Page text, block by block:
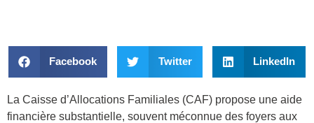
Facebook Twitter LinkedIn
La Caisse d’Allocations Familiales (CAF) propose une aide
financière substantielle, souvent méconnue des foyers aux